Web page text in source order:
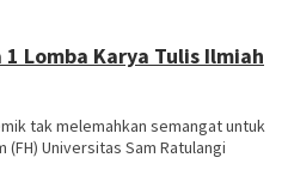
Lomba Karya Tulis Ilmiah
tak melemahkan semangat untuk
Universitas Sam Ratulangi